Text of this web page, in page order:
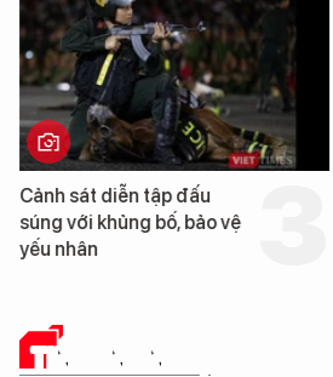
Cảnh sát diễn tập đấu
súng với khủng bố, bảo vệ
yếu nhân
TIN CÔNG NGHỆ